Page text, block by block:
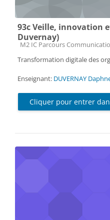
93c Veille, innovation
Duvernay)
Catégorie de cours
M2 IC Parcours
Transformation digitale des
Enseignant: DUVERNAY
Cliquer pour entrer